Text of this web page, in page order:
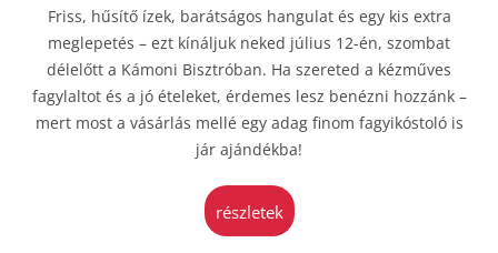
Friss, hűsítő ízek, barátságos hangulat és egy kis extra
meglepetés – ezt kínáljuk neked július 12-én, szombat
délelőtt a Kámoni Bisztróban. Ha szereted a kézműves
fagylaltot és a jó ételeket, érdemes lesz benézni hozzánk –
mert most a vásárlás mellé egy adag finom fagyikóstoló is
jár ajándékba!
részletek